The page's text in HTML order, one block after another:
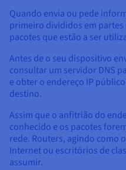
Quando envia ou pede
primeiro divididos em
pacotes que estão a ser
Antes de o seu dispositivo
consultar um servidor DNS
e obter o endereço IP
destino.
Assim que o anfitrião do
conhecido e os pacotes
rede. Routers, agindo como
Internet ou escritórios de
assumir.